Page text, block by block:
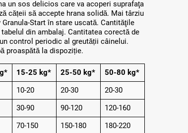
un sos delicios care va acoperi suprafaţa
cățeii să accepte hrana solidă. Mai târziu
Start în stare uscată. Cantităţile
din ambalaj. Cantitatea corectă de
control periodic al greutății câinelui.
proaspătă la dispoziție.
15-25 kg* 25-50 kg*
50-80 kg*
10-20 20-30
20-30
30-90 90-120
120-160
70-150 150-180
180-220